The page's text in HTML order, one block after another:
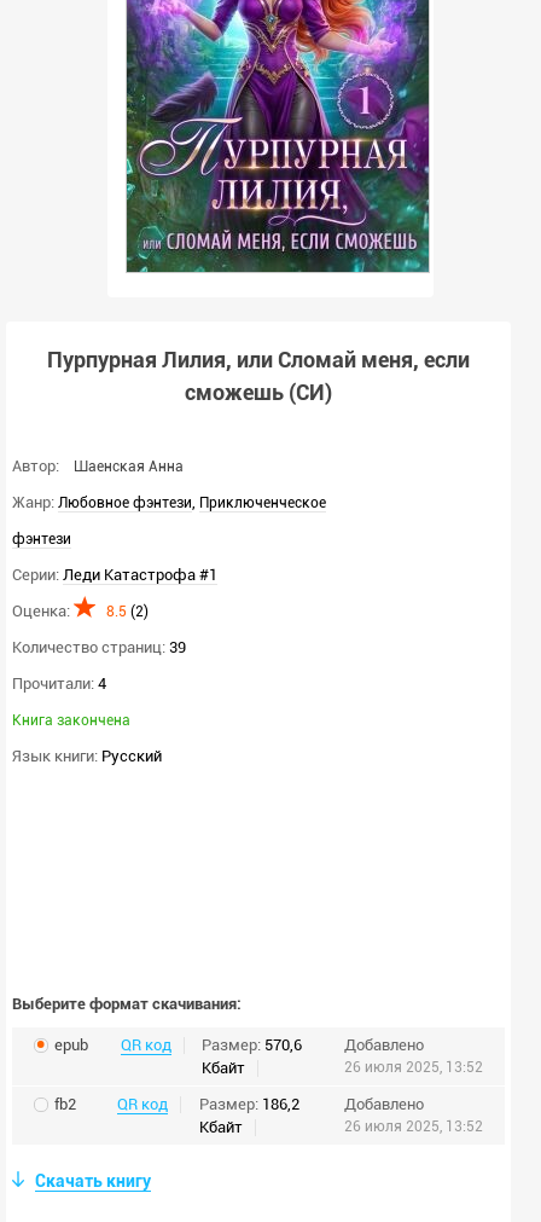
Пурпурная Лилия, или Сломай меня, если
сможешь (СИ)
Автор: Шаенская Анна
Жанр: Любовное фэнтези, Приключенческое
фэнтези
Серии: Леди Катастрофа #1
Оценка:
8.5 (2)
Количество страниц: 39
Прочитали: 4
Книга закончена
Язык книги: Русский
Выберите формат скачивания:
epub QR код Размер: 570,6
Кбайт
Добавлено
26 июля 2025, 13:52
fb2 QR код Размер: 186,2
Кбайт
Добавлено
26 июля 2025, 13:52
Скачать книгу